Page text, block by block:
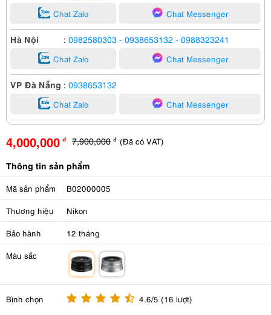
Chat Zalo Chat Messenger
Hà Nội : 0982580303 - 0938653132 - 0988323241
Chat Zalo Chat Messenger
VP Đà Nẵng : 0938653132
Chat Zalo Chat Messenger
4,000,000 đ 7,900,000 đ (Đã có VAT)
Thông tin sản phẩm
Mã sản phẩm B02000005
Thương hiệu Nikon
Bảo hành 12 tháng
Màu sắc
Bình chọn 4.6/5 (16 lượt)